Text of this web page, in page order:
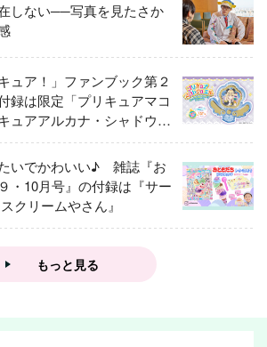
しない──写真を見たさか
ュア！」ファンブック第２
は限定「プリキュアマコ
ュアアルカナ・シャドウ
ュアエクレールを大特
いでかわいい♪ 雑誌『お
・10月号』の付録は『サー
クリームやさん』
もっと見る